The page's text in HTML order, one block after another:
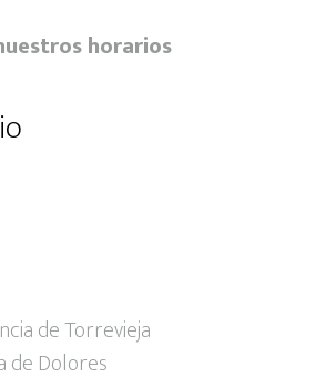
horarios
de Torrevieja
de Dolores